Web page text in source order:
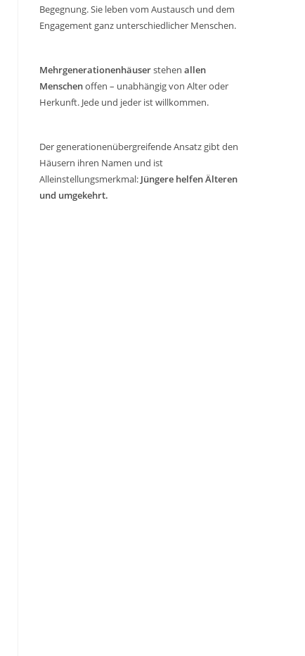
Begegnung. Sie leben vom Austausch und dem
Engagement ganz unterschiedlicher Menschen.
Mehrgenerationenhäuserstehen allen
Menschenoffen – unabhängig von Alter oder
Herkunft. Jede und jeder ist willkommen.
Der generationenübergreifende Ansatz gibt den
Häusern ihren Namen und ist
Alleinstellungsmerkmal: Jüngere helfen Älteren
und umgekehrt.